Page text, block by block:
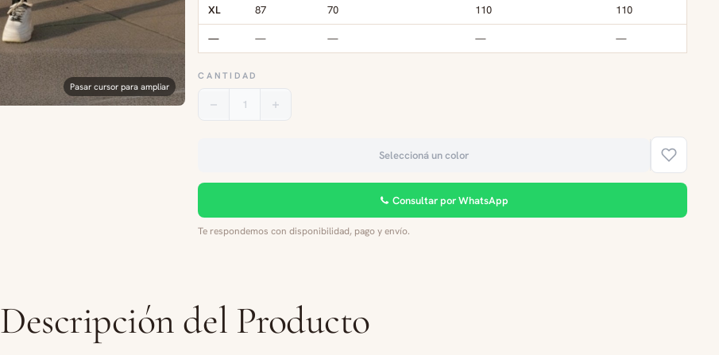
Pasar cursor para ampliar
XL 87 70 110 110
— — — — —
CANTIDAD
1
Seleccioná un color
Consultar por WhatsApp
Te respondemos con disponibilidad, pago y envío.
Descripción del Producto